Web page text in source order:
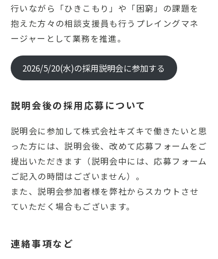
行いながら「ひきこもり」や「困窮」の課題を
抱えた方々の相談支援員も行うプレイングマネ
ージャーとして業務を推進。
2026/5/20(水)の採用説明会に参加する
説明会後の採用応募について
説明会に参加して株式会社キズキで働きたいと思
った方には、説明会後、改めて応募フォームをご
提出いただきます（説明会中には、応募フォーム
ご記入の時間はございません）。
また、説明会参加者様を弊社からスカウトさせ
ていただく場合もございます。
連絡事項など